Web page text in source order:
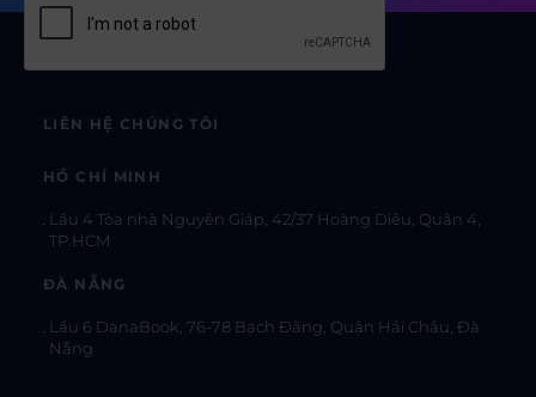
LIÊN HỆ CHÚNG TÔI
HỒ CHÍ MINH
Lầu 4 Tòa nhà Nguyên Giáp, 42/37 Hoàng Diệu, Quận 4,
TP.HCM
ĐÀ NẴNG
Lầu 6 DanaBook, 76-78 Bạch Đằng, Quận Hải Châu, Đà
Nẵng